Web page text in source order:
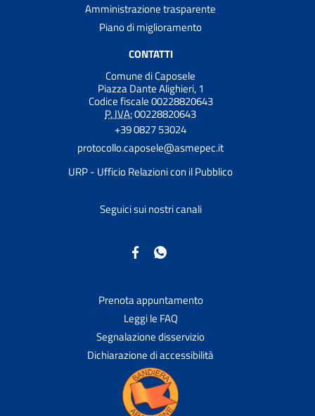
Amministrazione trasparente
Piano di miglioramento
CONTATTI
Comune di Caposele
Piazza Dante Alighieri, 1
Codice fiscale 00228820643
P. IVA:00228820643
+39 0827 53024
protocollo.caposele@asmepec.it
URP - Ufficio Relazioni con il Pubblico
Seguici sui nostri canali
Prenota appuntamento
Leggi le FAQ
Segnalazione disservizio
Dichiarazione di accessibilità